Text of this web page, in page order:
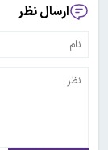
ارسال نظر